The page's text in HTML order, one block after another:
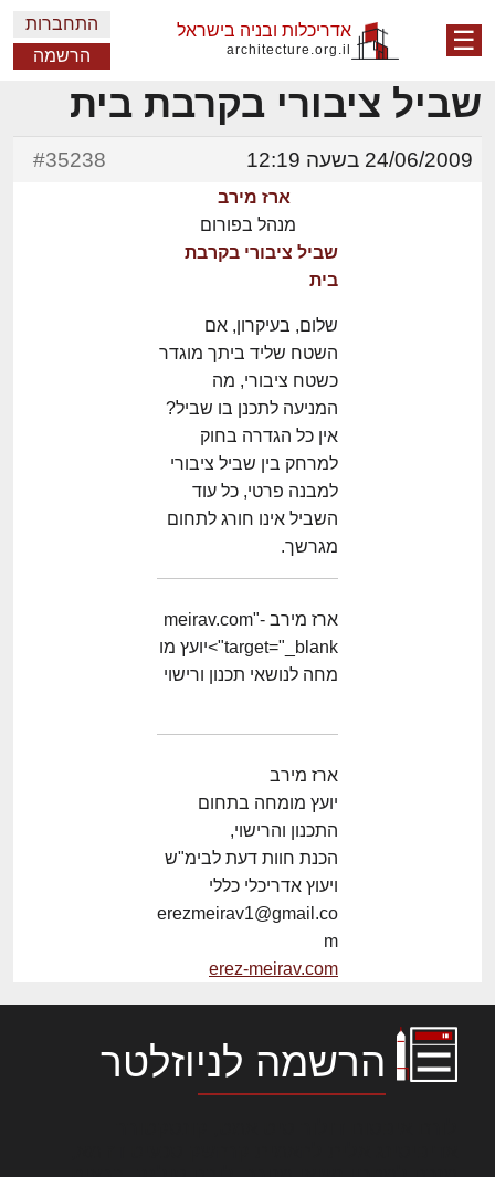
☰ אדריכלות ובניה בישראל
architecture.org.il
התחברות
הרשמה
שביל ציבורי בקרבת בית
24/06/2009 בשעה 12:19 #35238
ארז מירב
מנהל בפורום
שביל ציבורי בקרבת
בית
שלום, בעיקרון, אם
השטח שליד ביתך מוגדר
כשטח ציבורי, מה
המניעה לתכנן בו שביל?
אין כל הגדרה בחוק
למרחק בין שביל ציבורי
למבנה פרטי, כל עוד
השביל אינו חורג לתחום
מגרשך.
ארז מירב -meirav.com"
target="_blank">יועץ מו
מחה לנושאי תכנון ורישוי
ארז מירב
יועץ מומחה בתחום
התכנון והרישוי,
הכנת חוות דעת לבימ"ש
ויעוץ אדריכלי כללי
erezmeirav1@gmail.co
m
erez-meirav.com
הרשמה לניוזלטר